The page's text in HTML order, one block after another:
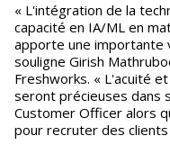
« L'intégration de la
capacité en IA/ML en
apporte une importante
souligne Girish
Freshworks. « L'acuité
seront précieuses dans
Customer Officer alors
pour recruter des